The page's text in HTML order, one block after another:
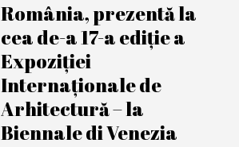
I
2
2
1
România, prezentă la
cea de-a 17-a ediție a
Expoziției
Internaționale de
Arhitectură – la
Biennale di Venezia